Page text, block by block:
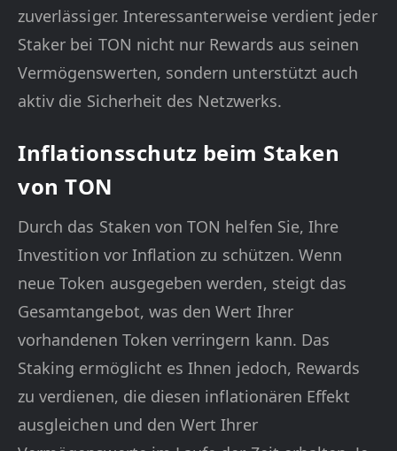
zuverlässiger. Interessanterweise verdient jeder
Staker bei TON nicht nur Rewards aus seinen
Vermögenswerten, sondern unterstützt auch
aktiv die Sicherheit des Netzwerks.
Inflationsschutz beim Staken
von TON
Durch das Staken von TON helfen Sie, Ihre
Investition vor Inflation zu schützen. Wenn
neue Token ausgegeben werden, steigt das
Gesamtangebot, was den Wert Ihrer
vorhandenen Token verringern kann. Das
Staking ermöglicht es Ihnen jedoch, Rewards
zu verdienen, die diesen inflationären Effekt
ausgleichen und den Wert Ihrer